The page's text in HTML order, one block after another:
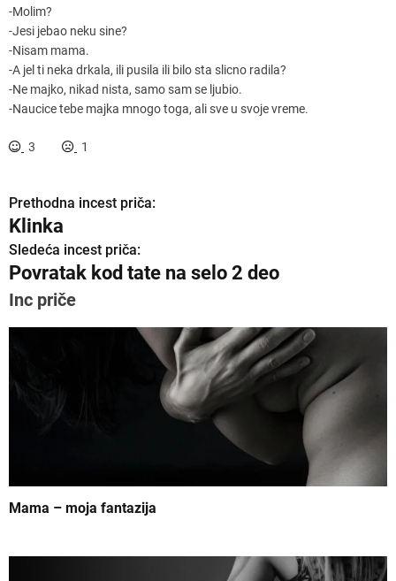
-Molim?
-Jesi jebao neku sine?
-Nisam mama.
-A jel ti neka drkala, ili pusila ili bilo sta slicno radila?
-Ne majko, nikad nista, samo sam se ljubio.
-Naucice tebe majka mnogo toga, ali sve u svoje vreme.
3 1
K
r
e
t
n
l
Prethodna incest priča:
Klinka
Sledeća incest priča:
Povratak kod tate na selo 2 deo
Inc priče
Mama – moja fantazija